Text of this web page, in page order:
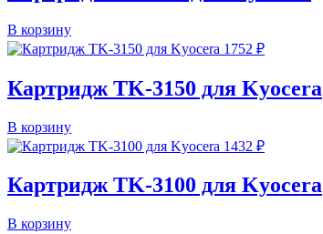
В корзину
1752 ₽
Картридж TK-3150 для Kyocera
В корзину
1432 ₽
Картридж TK-3100 для Kyocera
В корзину